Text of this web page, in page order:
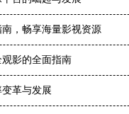
，畅享海量影视资源
影的全面指南
革与发展